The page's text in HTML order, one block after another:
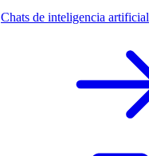
Chats de inteligencia artificial